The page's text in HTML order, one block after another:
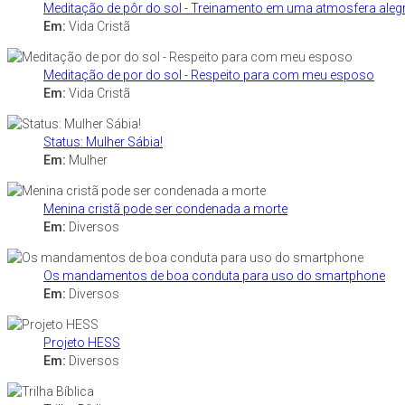
Meditação de pôr do sol - Treinamento em uma atmosfera
Em: Vida Cristã
Meditação de por do sol - Respeito para com meu esposo
Em: Vida Cristã
Status: Mulher Sábia!
Em: Mulher
Menina cristã pode ser condenada a morte
Em: Diversos
Os mandamentos de boa conduta para uso do smartphone
Em: Diversos
Projeto HESS
Em: Diversos